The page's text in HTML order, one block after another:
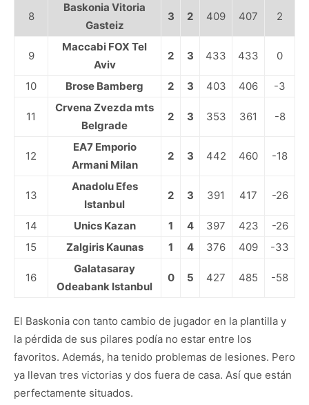
8
Baskonia Vitoria
Gasteiz
3 2 409 407 2
9
Maccabi FOX Tel
Aviv
2 3 433 433 0
10 Brose Bamberg 2 3 403 406 -3
11
Crvena Zvezda mts
Belgrade
2 3 353 361 -8
12
EA7 Emporio
Armani Milan
2 3 442 460 -18
13
Anadolu Efes
Istanbul
2 3 391 417 -26
14 Unics Kazan 1 4 397 423
-26
15
Zalgiris Kaunas 1 4 376 409 -33
16
Galatasaray
Odeabank Istanbul
0 5 427 485 -58
El Baskonia con tanto cambio de jugador en la plantilla y
la pérdida de sus pilares podía no estar entre los
favoritos. Además, ha tenido problemas de lesiones. Pero
ya llevan tres victorias y dos fuera de casa. Así que están
perfectamente situados.